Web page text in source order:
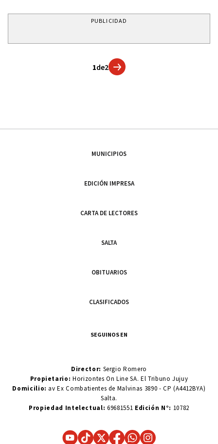
PUBLICIDAD
1de2
MUNICIPIOS
EDICIÓN IMPRESA
CARTA DE LECTORES
SALTA
OBITUARIOS
CLASIFICADOS
SEGUINOS EN
Director: Sergio Romero
Propietario:Horizontes On Line SA. El Tribuno Jujuy
Domicilio: av Ex Combatientes de Malvinas 3890 - CP (A4412BYA)
Salta.
Propiedad Intelectual: 69681551 Edición N°: 10782